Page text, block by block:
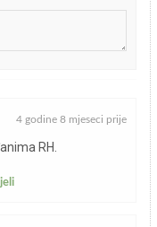
4 godine 8 mjeseci prije
RH.